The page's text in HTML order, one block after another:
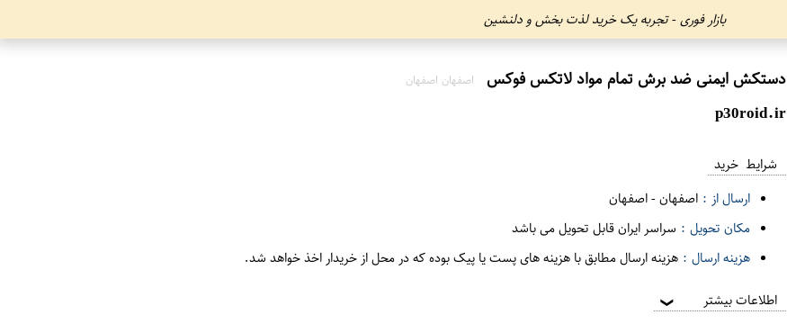
بازار فوری - تجربه یک خرید لذت بخش و دلنشین
دستکش ایمنی ضد برش تمام مواد لاتکس فوکس اصفهان اصفهان
p30roid.ir
شرایط خرید
ارسال از : اصفهان-اصفهان
مکان تحویل : سراسر ایران قابل تحویل می باشد
هزینه ارسال : هزینه ارسال مطابق با هزینه های پست یا پیک بوده که در محل از خریدار اخذ خواهد شد.
اطلاعات بیشتر ❯